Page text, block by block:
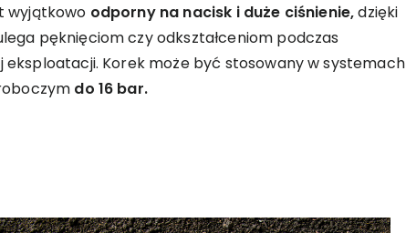
wyjątkowo odporny na nacisk i duże ciśnienie,dzięki
pęknięciom czy odkształceniom podczas
eksploatacji. Korek może być stosowany w systemach
do 16 bar.